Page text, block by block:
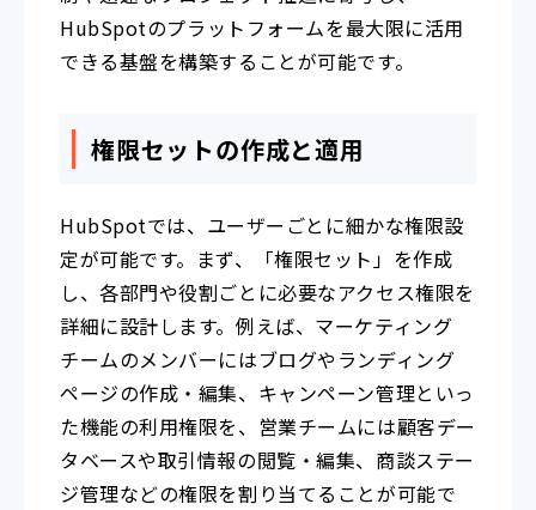
HubSpotのプラットフォームを最大限に活用
できる基盤を構築することが可能です。
権限セットの作成と適用
HubSpotでは、ユーザーごとに細かな権限設
定が可能です。まず、「権限セット」を作成
し、各部門や役割ごとに必要なアクセス権限を
詳細に設計します。例えば、マーケティング
チームのメンバーにはブログやランディング
ページの作成・編集、キャンペーン管理といっ
た機能の利用権限を、営業チームには顧客デー
タベースや取引情報の閲覧・編集、商談ステー
ジ管理などの権限を割り当てることが可能で